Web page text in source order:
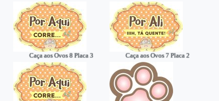
Caça aos Ovos 8 Placa 3 Caça aos Ovos 7 Placa 2